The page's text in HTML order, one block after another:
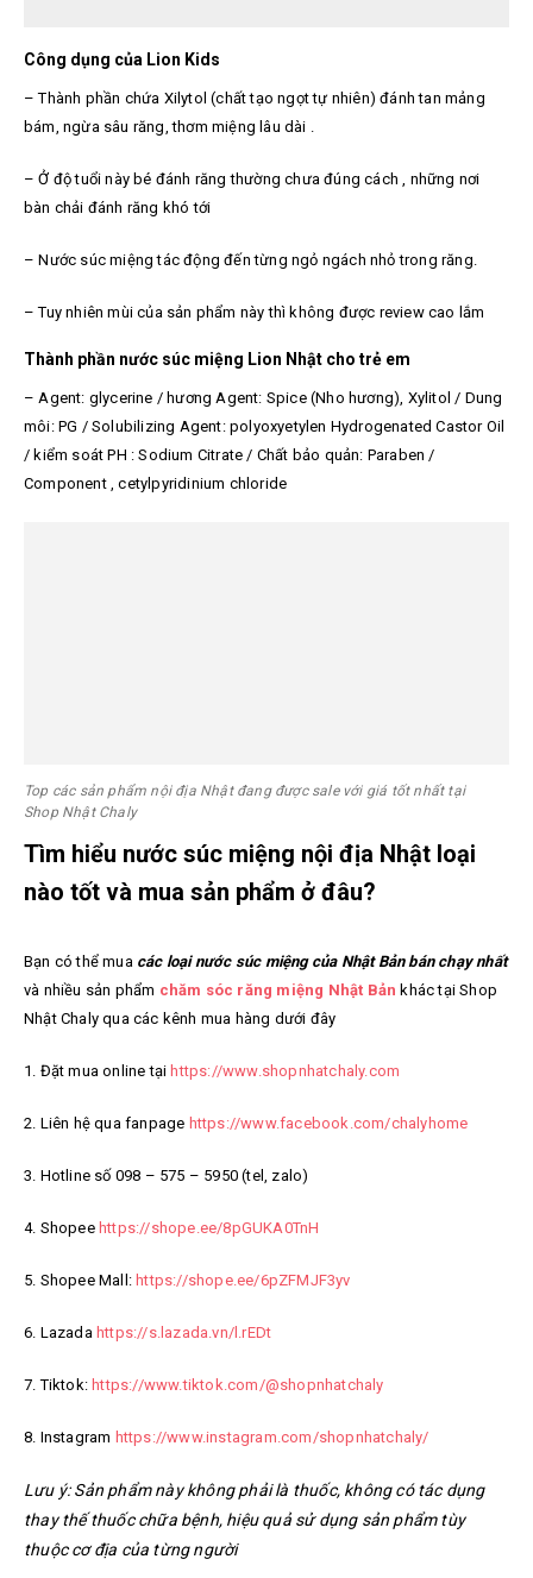
Công dụng của Lion Kids
– Thành phần chứa Xilytol (chất tạo ngọt tự nhiên) đánh tan mảng
bám, ngừa sâu răng, thơm miệng lâu dài .
– Ở độ tuổi này bé đánh răng thường chưa đúng cách , những nơi
bàn chải đánh răng khó tới
– Nước súc miệng tác động đến từng ngỏ ngách nhỏ trong răng.
– Tuy nhiên mùi của sản phẩm này thì không được review cao lắm
Thành phần nước súc miệng Lion Nhật cho trẻ em
– Agent: glycerine / hương Agent: Spice (Nho hương), Xylitol / Dung
môi: PG / Solubilizing Agent: polyoxyetylen Hydrogenated Castor Oil
/ kiểm soát PH : Sodium Citrate / Chất bảo quản: Paraben /
Component , cetylpyridinium chloride
Top các sản phẩm nội địa Nhật đang được sale với giá tốt nhất tại
Shop Nhật Chaly
Tìm hiểu nước súc miệng nội địa Nhật loại
nào tốt và mua sản phẩm ở đâu?
Bạn có thể mua các loại nước súc miệng của Nhật Bản bán chạy nhất
và nhiều sản phẩm chăm sóc răng miệng Nhật Bản khác tại Shop
Nhật Chaly qua các kênh mua hàng dưới đây
1. Đặt mua online tại https://www.shopnhatchaly.com
2. Liên hệ qua fanpage https://www.facebook.com/chalyhome
3. Hotline số 098 – 575 – 5950 (tel, zalo)
4. Shopee https://shope.ee/8pGUKA0TnH
5. Shopee Mall: https://shope.ee/6pZFMJF3yv
6. Lazada https://s.lazada.vn/l.rEDt
7. Tiktok: https://www.tiktok.com/@shopnhatchaly
8. Instagram https://www.instagram.com/shopnhatchaly/
Lưu ý: Sản phẩm này không phải là thuốc, không có tác dụng
thay thế thuốc chữa bệnh, hiệu quả sử dụng sản phẩm tùy
thuộc cơ địa của từng người